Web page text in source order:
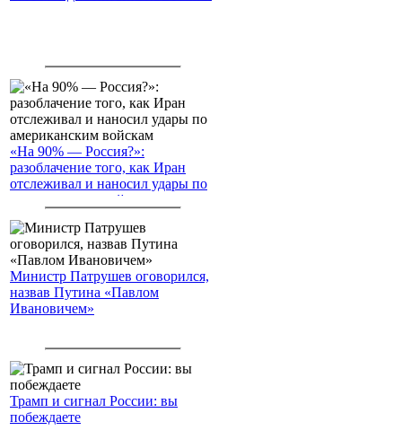
«На 90% — Россия?»:
разоблачение того, как Иран
отслеживал и наносил удары по
американским войскам
Министр Патрушев оговорился,
назвав Путина «Павлом
Ивановичем»
Трамп и сигнал России: вы
побеждаете